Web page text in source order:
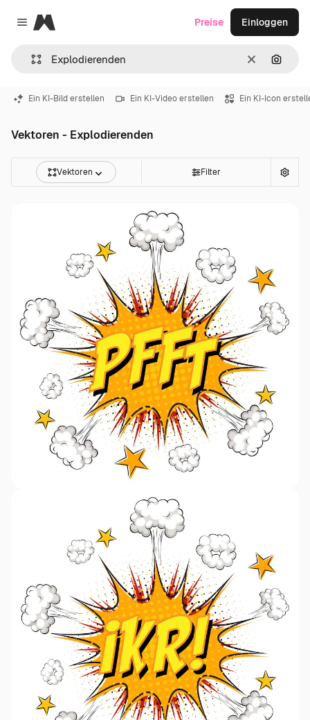
Close menu
Magnific
LöschenNach
Preise Einloggen
Ein KI-Bild erstellen Ein KI-Video erstellen Ein KI-Icon
Vektoren - Explodierenden
Vektoren Filter